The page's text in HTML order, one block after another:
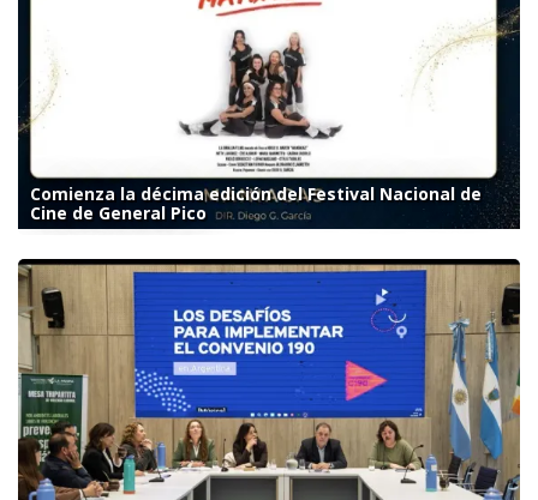
Comienza la décima edición del Festival Nacional de
Cine de General Pico